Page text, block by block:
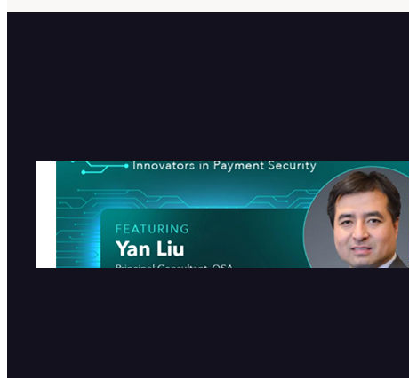
atsec在PCI SSC人工智能博客系
列发表专访
2026-07-28